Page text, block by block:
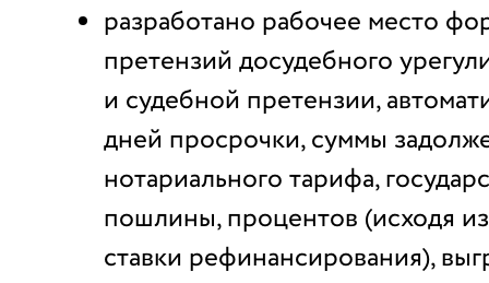
разработано рабочее место
претензий досудебного
и судебной претензии,
дней просрочки, суммы
нотариального тарифа,
пошлины, процентов (исходя
ставки рефинансирования),